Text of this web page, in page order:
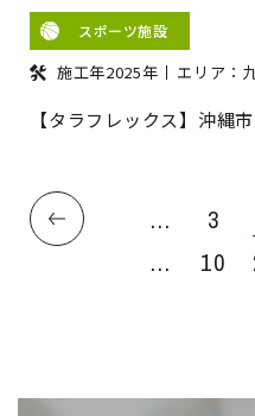
スポーツ施設
施工年2025年 エリア：
【タラフレックス】沖縄
... 3
...
10